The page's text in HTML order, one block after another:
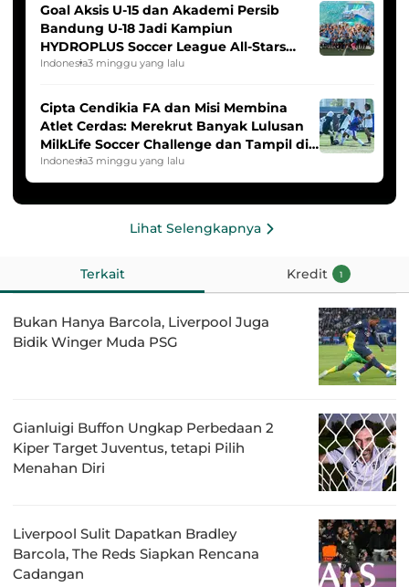
Goal Aksis U-15 dan Akademi Persib
Bandung U-18 Jadi Kampiun
HYDROPLUS Soccer League All-Stars
2025/2026
Indonesia3 minggu yang lalu
Cipta Cendikia FA dan Misi Membina
Atlet Cerdas: Merekrut Banyak Lulusan
MilkLife Soccer Challenge dan Tampil di
HYDROPLUS Soccer League
Indonesia3 minggu yang lalu
Lihat Selengkapnya
Terkait Kredit 1
Bukan Hanya Barcola, Liverpool Juga
Bidik Winger Muda PSG
Gianluigi Buffon Ungkap Perbedaan 2
Kiper Target Juventus, tetapi Pilih
Menahan Diri
Liverpool Sulit Dapatkan Bradley
Barcola, The Reds Siapkan Rencana
Cadangan